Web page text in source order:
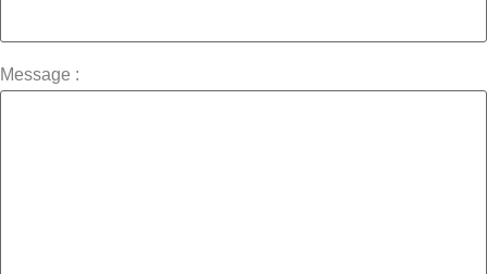
Message :